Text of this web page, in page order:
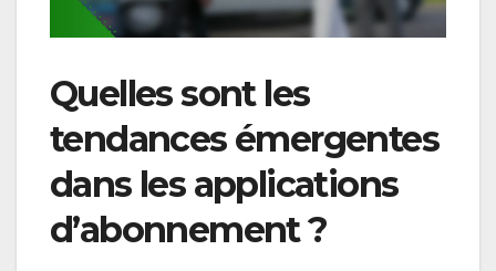
Quelles sont les
tendances émergentes
dans les applications
d’abonnement ?